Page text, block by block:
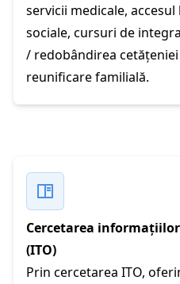
servicii medicale,
sociale, cursuri de
/ redobândirea
reunificare familială.
Cercetarea
(ITO)
Prin cercetarea ITO,